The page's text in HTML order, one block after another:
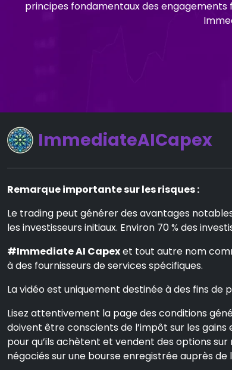
principes fondamentaux des engagements
ImmediateAICapex
Remarque importante sur les risques :
Le trading peut générer des avantages
les investisseurs initiaux. Environ 70 % des
#Immediate AI Capexet tout autre nom
à des fournisseurs de services spécifiques.
La vidéo est uniquement destinée à des fins
Lisez attentivement la page des conditions
doivent être conscients de l’impôt sur les
pour qu’ils achètent et vendent des options
négociés sur une bourse enregistrée auprès de